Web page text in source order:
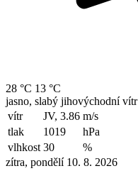
28 °C 13 °C
jasno, slabý jihovýchodní vítr
vítr
JV, 3.86 m/s
tlak
1019
hPa
vlhkost 30
%
zítra, pondělí 10. 8. 2026